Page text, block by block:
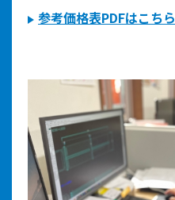
参考価格表PDFはこちら